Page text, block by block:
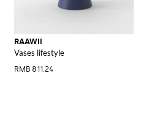
RAAWII
Vases lifestyle
RMB 811.24